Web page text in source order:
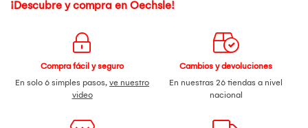
¡Descubre y compra en Oechsle!
Compra fácil y seguro
En solo 6 simples pasos, ve nuestro
video
Cambios y devoluciones
En nuestras 26 tiendas a nivel
nacional